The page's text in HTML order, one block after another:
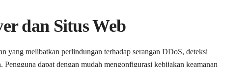
dan Situs Web
yang melibatkan perlindungan terhadap serangan DDoS, deteksi
Pengguna dapat dengan mudah mengonfigurasi kebijakan keamanan